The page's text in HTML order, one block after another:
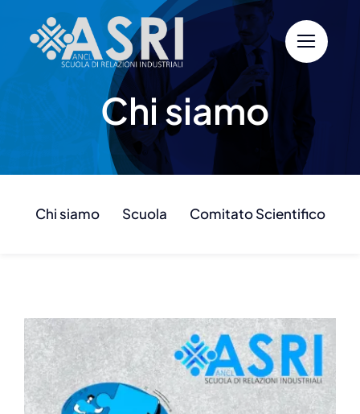
contenuto
Chi siamo
Chi siamo Scuola Comitato Scientifico